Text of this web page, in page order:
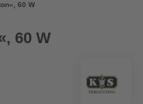
60 W
60 W